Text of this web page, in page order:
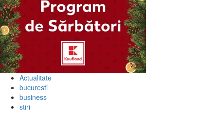
Actualitate
bucuresti
business
stiri